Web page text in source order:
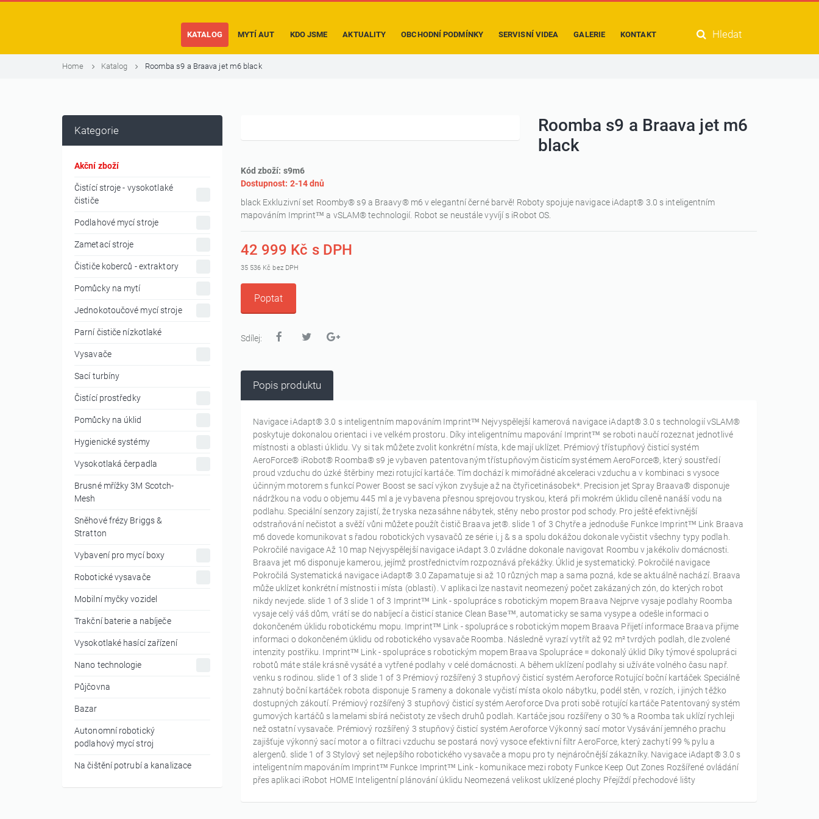
KATALOG MYTÍ AUT KDO JSME AKTUALITY OBCHODNÍ PODMÍNKY SERVISNÍ VIDEA GALERIE KONTAKT Hledat
Home Katalog Roomba s9 a Braava jet m6 black
Kategorie
Akční zboží
Čistící stroje - vysokotlaké
čističe
Podlahové mycí stroje
Zametací stroje
Čističe koberců - extraktory
Pomůcky na mytí
Jednokotoučové mycí stroje
Parní čističe nízkotlaké
Vysavače
Sací turbíny
Čistící prostředky
Pomůcky na úklid
Hygienické systémy
Vysokotlaká čerpadla
Brusné mřížky 3M Scotch-
Mesh
Sněhové frézy Briggs &
Stratton
Vybavení pro mycí boxy
Robotické vysavače
Mobilní myčky vozidel
Trakční baterie a nabíječe
Vysokotlaké hasící zařízení
Nano technologie
Půjčovna
Bazar
Autonomní robotický
podlahový mycí stroj
Na čištění potrubí a kanalizace
Roomba s9 a Braava jet m6
black
Kód zboží: s9m6
Dostupnost: 2-14 dnů
black Exkluzivní set Roomby® s9 a Braavy® m6 v elegantní černé barvě! Roboty spojuje navigace iAdapt® 3.0 s inteligentním
mapováním Imprint™ a vSLAM® technologií. Robot se neustále vyvíjí s iRobot OS.
42 999 Kč s DPH
35 536 Kč bez DPH
Poptat
Sdílej:
Popis produktu
Navigace iAdapt® 3.0 s inteligentním mapováním Imprint™ Nejvyspělejší kamerová navigace iAdapt® 3.0 s technologií vSLAM®
poskytuje dokonalou orientaci i ve velkém prostoru. Díky inteligentnímu mapování Imprint™ se roboti naučí rozeznat jednotlivé
místnosti a oblasti úklidu. Vy si tak můžete zvolit konkrétní místa, kde mají uklízet. Prémiový třístupňový čisticí systém
AeroForce® iRobot® Roomba® s9 je vybaven patentovaným třístupňovým čisticím systémem AeroForce®, který soustředí
proud vzduchu do úzké štěrbiny mezi rotující kartáče. Tím dochází k mimořádné akceleraci vzduchu a v kombinaci s vysoce
účinným motorem s funkcí Power Boost se sací výkon zvyšuje až na čtyřicetinásobek*. Precision jet Spray Braava® disponuje
nádržkou na vodu o objemu 445 ml a je vybavena přesnou sprejovou tryskou, která při mokrém úklidu cíleně nanáší vodu na
podlahu. Speciální senzory zajistí, že tryska nezasáhne nábytek, stěny nebo prostor pod schody. Pro ještě efektivnější
odstraňování nečistot a svěží vůni můžete použít čistič Braava jet®. slide 1 of 3 Chytře a jednoduše Funkce Imprint™ Link Braava
m6 dovede komunikovat s řadou robotických vysavačů ze série i, j & s a spolu dokážou dokonale vyčistit všechny typy podlah.
Pokročilé navigace Až 10 map Nejvyspělejší navigace iAdapt 3.0 zvládne dokonale navigovat Roombu v jakékoliv domácnosti.
Braava jet m6 disponuje kamerou, jejímž prostřednictvím rozpoznává překážky. Úklid je systematický. Pokročilé navigace
Pokročilá Systematická navigace iAdapt® 3.0 Zapamatuje si až 10 různých map a sama pozná, kde se aktuálně nachází. Braava
může uklízet konkrétní místnosti i místa (oblasti). V aplikaci lze nastavit neomezený počet zakázaných zón, do kterých robot
nikdy nevjede. slide 1 of 3 slide 1 of 3 Imprint™ Link - spolupráce s robotickým mopem Braava Nejprve vysaje podlahy Roomba
vysaje celý váš dům, vrátí se do nabíjecí a čisticí stanice Clean Base™, automaticky se sama vysype a odešle informaci o
dokončeném úklidu robotickému mopu. Imprint™ Link - spolupráce s robotickým mopem Braava Přijetí informace Braava přijme
informaci o dokončeném úklidu od robotického vysavače Roomba. Následně vyrazí vytřít až 92 m² tvrdých podlah, dle zvolené
intenzity postřiku. Imprint™ Link - spolupráce s robotickým mopem Braava Spolupráce = dokonalý úklid Díky týmové spolupráci
robotů máte stále krásně vysáté a vytřené podlahy v celé domácnosti. A během uklízení podlahy si užíváte volného času např.
venku s rodinou. slide 1 of 3 slide 1 of 3 Prémiový rozšířený 3 stupňový čisticí systém Aeroforce Rotující boční kartáček Speciálně
zahnutý boční kartáček robota disponuje 5 rameny a dokonale vyčistí místa okolo nábytku, podél stěn, v rozích, i jiných těžko
dostupných zákoutí. Prémiový rozšířený 3 stupňový čisticí systém Aeroforce Dva proti sobě rotující kartáče Patentovaný systém
gumových kartáčů s lamelami sbírá nečistoty ze všech druhů podlah. Kartáče jsou rozšířeny o 30 % a Roomba tak uklízí rychleji
než ostatní vysavače. Prémiový rozšířený 3 stupňový čisticí systém Aeroforce Výkonný sací motor Vysávání jemného prachu
zajišťuje výkonný sací motor a o filtraci vzduchu se postará nový vysoce efektivní filtr AeroForce, který zachytí 99 % pylu a
alergenů. slide 1 of 3 Stylový set nejlepšího robotického vysavače a mopu pro ty nejnáročnější zákazníky. Navigace iAdapt® 3.0 s
inteligentním mapováním Imprint™ Funkce Imprint™ Link - komunikace mezi roboty Funkce Keep Out Zones Rozšířené ovládání
přes aplikaci iRobot HOME Inteligentní plánování úklidu Neomezená velikost uklízené plochy Přejíždí přechodové lišty